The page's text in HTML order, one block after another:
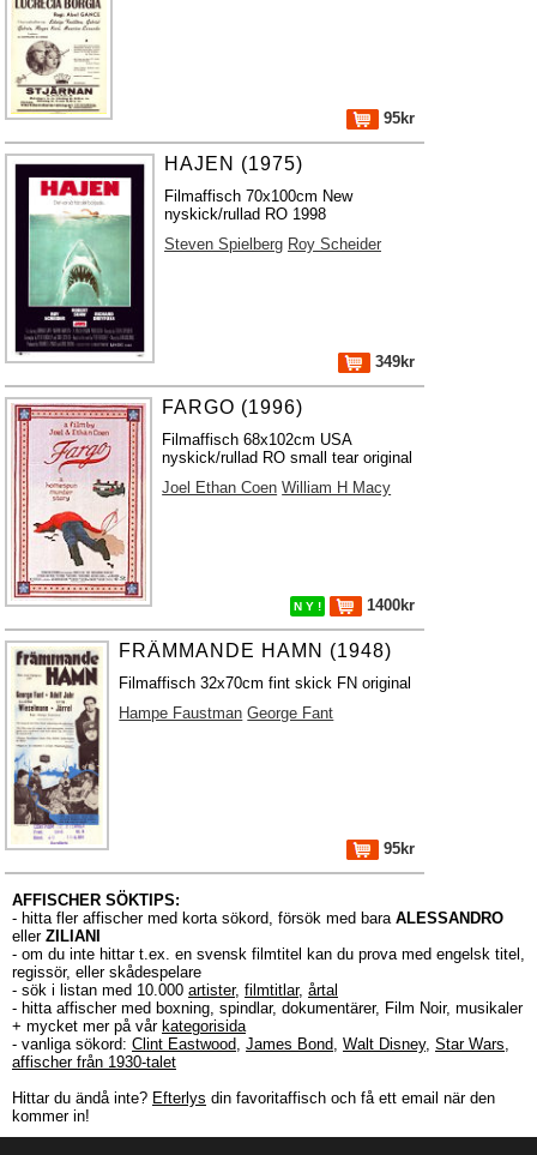
95kr
HAJEN (1975)
Filmaffisch 70x100cm New
nyskick/rullad RO 1998
Steven Spielberg Roy Scheider
349kr
FARGO (1996)
Filmaffisch 68x102cm USA
nyskick/rullad RO small tear original
Joel Ethan Coen William H Macy
N Y ! 1400kr
FRÄMMANDE HAMN (1948)
Filmaffisch 32x70cm fint skick FN original
Hampe Faustman George Fant
95kr
AFFISCHER SÖKTIPS:
- hitta fler affischer med korta sökord, försök med bara ALESSANDRO
eller ZILIANI
- om du inte hittar t.ex. en svensk filmtitel kan du prova med engelsk titel,
regissör, eller skådespelare
- sök i listan med 10.000 artister, filmtitlar, årtal
- hitta affischer med boxning, spindlar, dokumentärer, Film Noir, musikaler
+ mycket mer på vår kategorisida
- vanliga sökord: Clint Eastwood, James Bond, Walt Disney, Star Wars,
affischer från 1930-talet
Hittar du ändå inte? Efterlys din favoritaffisch och få ett email när den
kommer in!